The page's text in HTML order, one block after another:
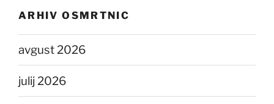
ARHIV OSMRTNIC
avgust 2026
julij 2026